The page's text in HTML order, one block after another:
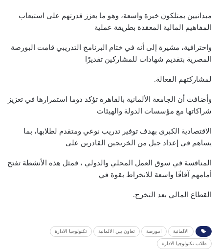
ميدانيين يمتلكون خبرة واسعة، وهو ما يعزز قدرتهم على استيعاب
المفاهيم المالية المعقدة بطريقة عملية
واحترافية، مشيرة إلى أنه في ختام البرنامج التدريبي قامت البورصة
المصرية بتقديم شهادات للمشاركين تقديرًا
لمشاركتهم الفعالة.
وأضافت أن الجامعة الألمانية بالقاهرة تؤكد دوما استمرارها في تعزيز
شراكاتها مع مؤسسات الدولة والهيئات
الاقتصادية الكبرى بهدف توفير تدريب نوعي ومتقدم لطلابها، بما
يساهم في إعداد جيل من الخريجين القادرين على
المنافسة في سوق العمل المحلي والدولي ، فمثل هذه الأنشطة تفتح
أمامهم آفاقًا واسعة للانخراط بقوة في
القطاع المالي بعد التخرج.
الالمانية اىبورصة تعاون بين الالمانية تكنولوجيا الادارة
طلاب تكتولوجيا الادارة